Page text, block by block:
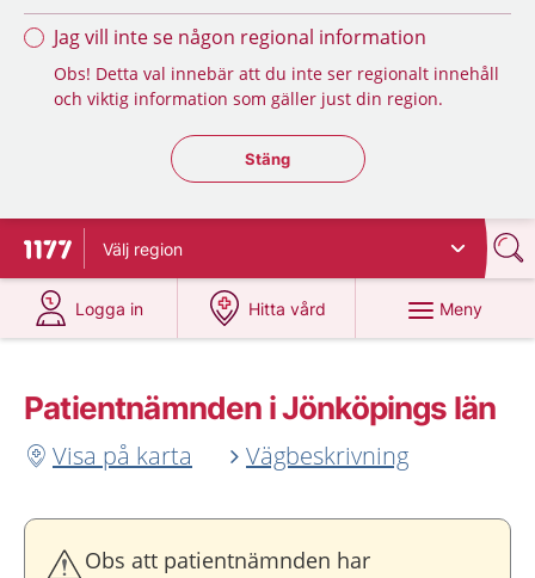
Jag vill inte se någon regional information
Obs! Detta val innebär att du inte ser regionalt innehåll
och viktig information som gäller just din region.
Stäng regionsväljaren
Stäng
Till startsidan för 1177
Välj region
Logga in
på 1177.se
Hitta vård
på 1177.se
Meny
Patientnämnden i Jönköpings län
Visa på karta Vägbeskrivning
Obs att patientnämnden har